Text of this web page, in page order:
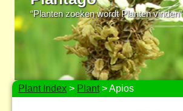
“Planten zoeken wordt Planten vinden”
Plant Index > Plant> Apios